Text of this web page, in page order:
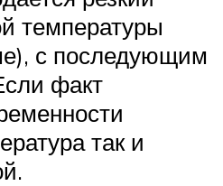
температуры
с последующим
факт
так и